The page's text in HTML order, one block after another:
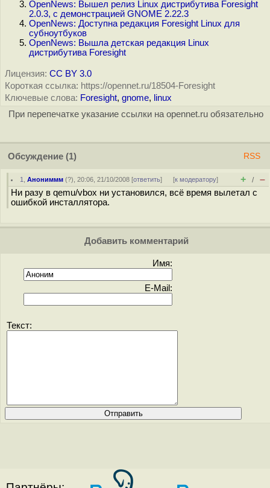
OpenNews: Вышел релиз Linux дистрибутива Foresight
2.0.3, с демонстрацией GNOME 2.22.3
OpenNews: Доступна редакция Foresight Linux для
субноутбуков
OpenNews: Вышла детская редакция Linux
дистрибутива Foresight
Лицензия: CC BY 3.0
Короткая ссылка: https://opennet.ru/18504-Foresight
Ключевые слова: Foresight, gnome, linux
При перепечатке указание ссылки на opennet.ru обязательно
Обсуждение (1) RSS
1 ,Анониммм (?), 20:06, 21/10/2008 [ответить] [к модератору] + / –
Ни разу в qemu/vbox ни установился, всё время вылетал с
ошибкой инсталлятора.
Добавить комментарий
Имя:
E-Mail:
Текст: